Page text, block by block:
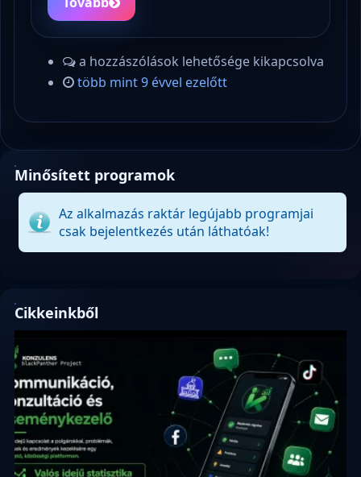
a hozzászólások lehetősége kikapcsolva
több mint 9 évvel ezelőtt
Minősített programok
Az alkalmazás raktár legújabb programjai
csak bejelentkezés után láthatóak!
Cikkeinkből